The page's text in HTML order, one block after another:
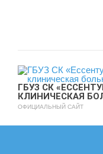
ГБУЗ СК
КЛИНИЧЕСКАЯ
ОФИЦИАЛЬНЫЙ САЙТ